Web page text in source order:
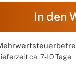
In den
ca. 7-10 Tage